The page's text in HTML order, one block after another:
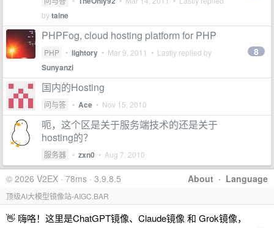
bytaine
PHPFog, cloud hosting platform for PHP
PHP • lightory • Mar 9, 2011 • Lastly replied by
Sunyanzi
8
国内的Hosting
问与答 • Ace • Nov 15, 2010
呃，这个区是关于服务端技术的还是关于
hosting的？
服务器 • zxn0 • Aug 7, 2010
About · Language
© 2026 V2EX · 78ms · 3.9.8.5
顶级AI大模型镜像站-AIGC.BAR
👋 嗨咯！这里是ChatGPT镜像、Claude镜像 和 Grok镜像，